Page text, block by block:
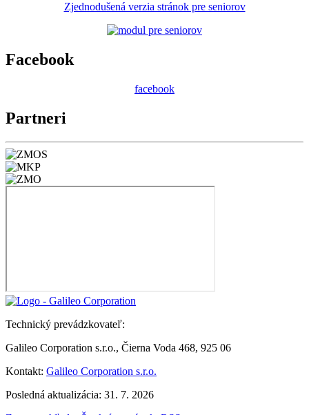
Zjednodušená verzia stránok pre seniorov
Facebook
facebook
Partneri
Technický prevádzkovateľ:
Galileo Corporation s.r.o., Čierna Voda 468, 925 06
Kontakt: Galileo Corporation s.r.o.
Posledná aktualizácia: 31. 7. 2026